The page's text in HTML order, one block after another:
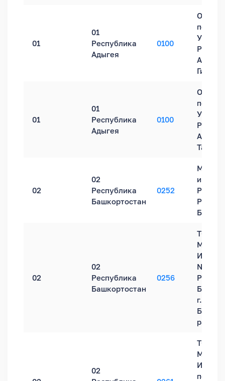
01
01
Республика
Адыгея
0100
УФНС
01
01
Республика
Адыгея
0100
УФНС
02
02
Республика
Башкортостан
0252
02
02
Республика
Башкортостан
0256
ТОРМ
ИФНС
№30 по
г.
районе
02
ТОРМ
ИФНС
по